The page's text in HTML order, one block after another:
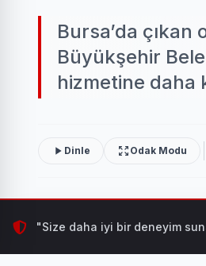
Bursa’da
Büyükşehir
hizmetine daha
Dinle Odak Modu
"Size daha iyi bir deneyim